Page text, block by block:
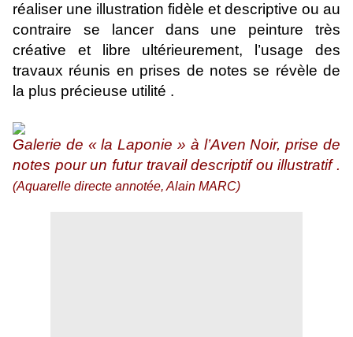
réaliser une illustration fidèle et descriptive ou au
contraire se lancer dans une peinture très
créative et libre ultérieurement, l’usage des
travaux réunis en prises de notes se révèle de
la plus précieuse utilité .
Galerie de « la Laponie » à l’Aven Noir, prise de
notes pour un futur travail descriptif ou illustratif .
(Aquarelle directe annotée, Alain MARC)